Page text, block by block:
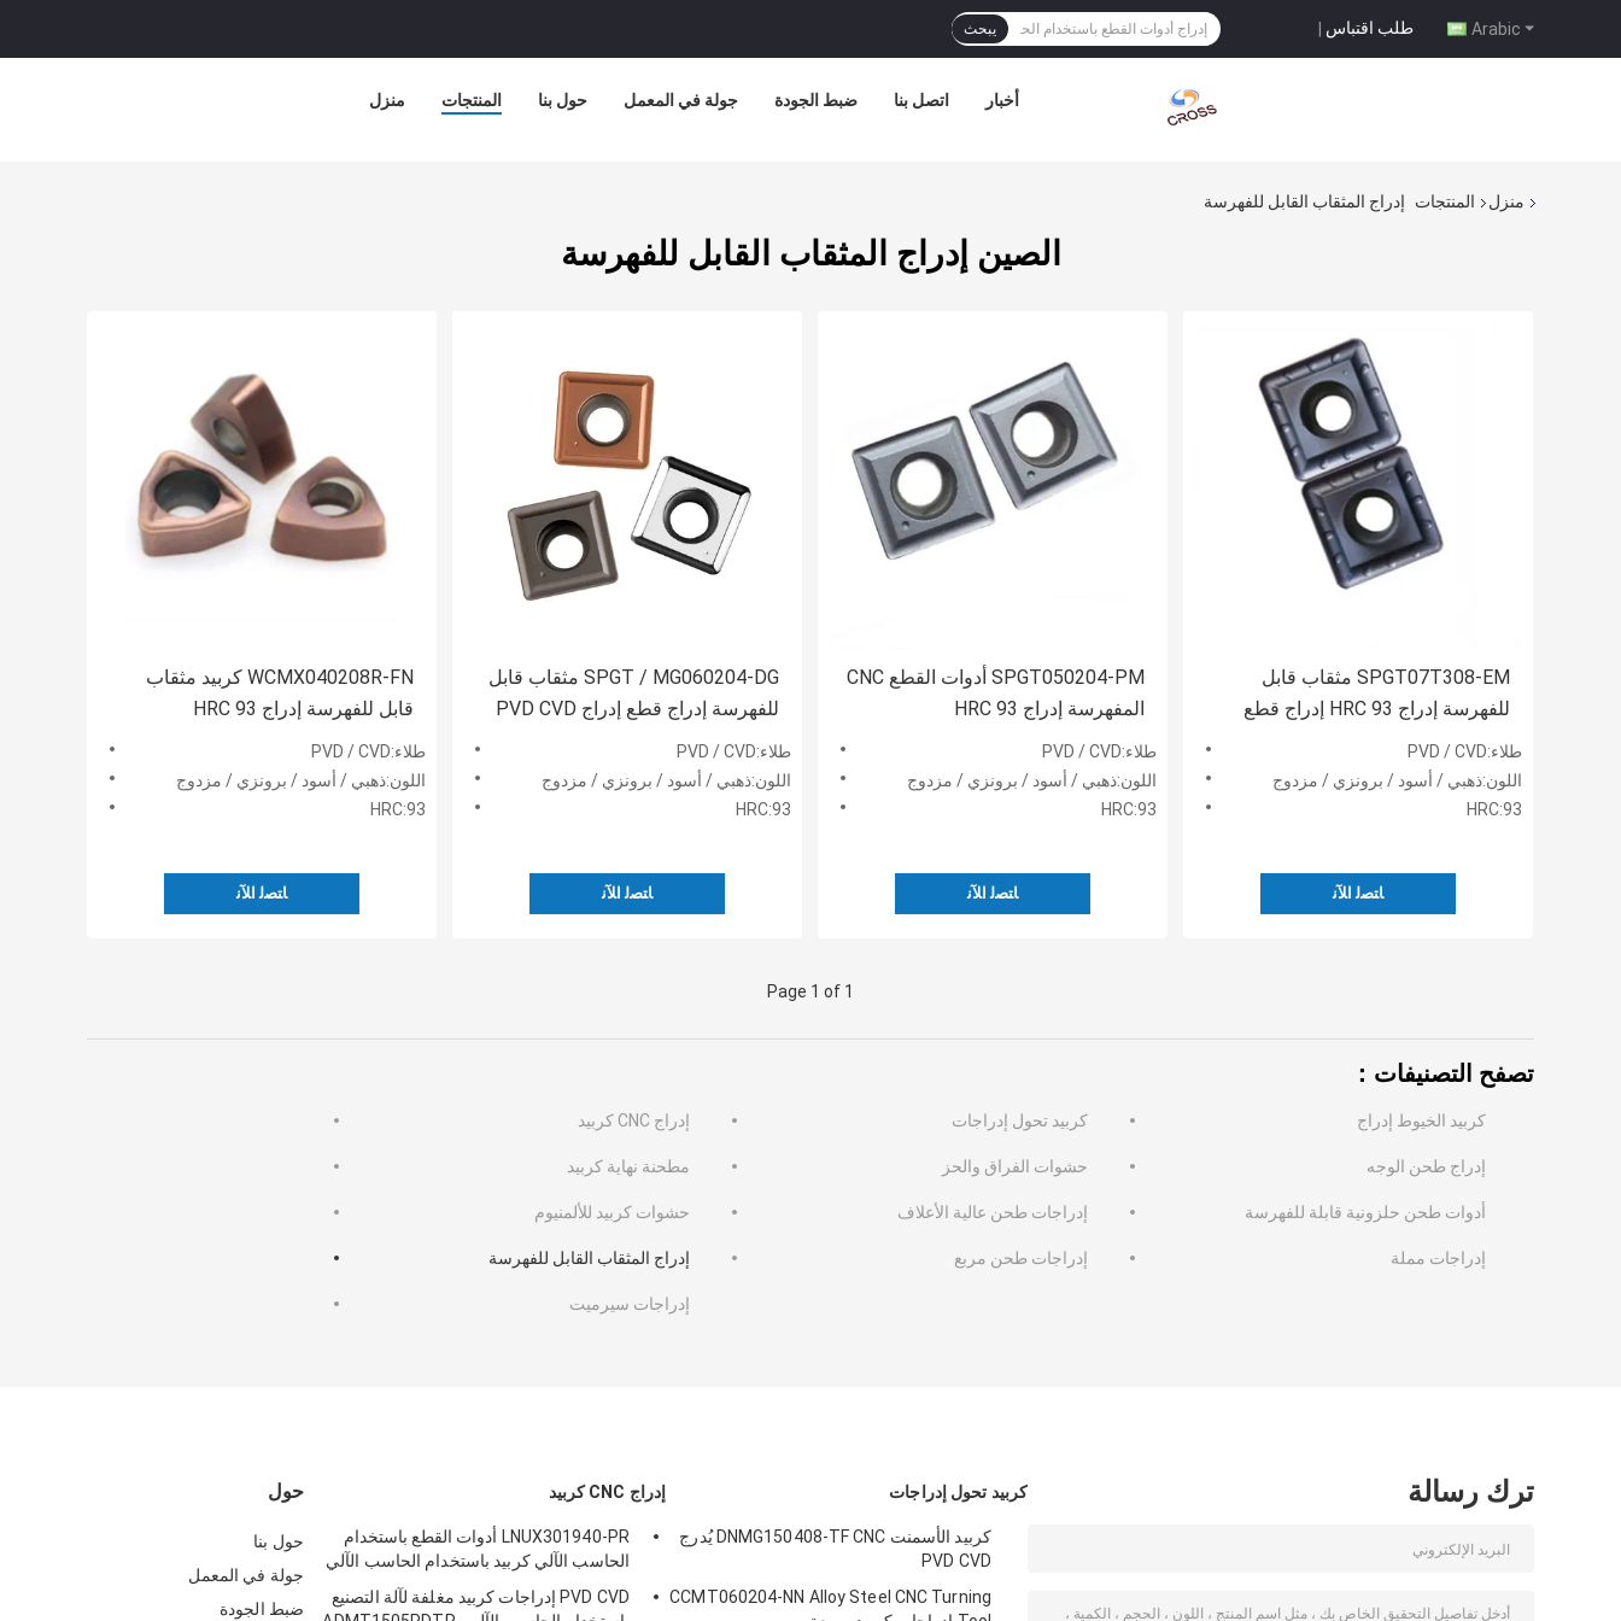
Arabic طلب اقتباس | يبحث
منزل المنتجات حول بنا جولة في المعمل ضبط الجودة اتصل بنا أخبار
منزل المنتجات إدراج المثقاب القابل للفهرسة
الصين إدراج المثقاب القابل للفهرسة
WCMX040208R-FN كربيد مثقاب
قابل للفهرسة إدراج HRC 93
طلاء:PVD / CVD
اللون:ذهبي / أسود / برونزي / مزدوج
HRC:93
ﺎﺘﺼﻟ ﺍﻶﻧ
SPGT / MG060204-DG مثقاب قابل
للفهرسة إدراج قطع إدراج PVD CVD
طلاء:PVD / CVD
اللون:ذهبي / أسود / برونزي / مزدوج
HRC:93
ﺎﺘﺼﻟ ﺍﻶﻧ
SPGT050204-PM أدوات القطع CNC
المفهرسة إدراج HRC 93
طلاء:PVD / CVD
اللون:ذهبي / أسود / برونزي / مزدوج
HRC:93
ﺎﺘﺼﻟ ﺍﻶﻧ
SPGT07T308-EM مثقاب قابل
للفهرسة إدراج HRC 93 إدراج قطع
قابل للفهرسةطلاء:PVD / CVD
اللون:ذهبي / أسود / برونزي / مزدوج
HRC:93
ﺎﺘﺼﻟ ﺍﻶﻧ
Page 1 of 1
تصفح التصنيفات：
إدراج CNC كربيد كربيد تحول إدراجات كربيد الخيوط إدراج
مطحنة نهاية كربيد حشوات الفراق والحز إدراج طحن الوجه
حشوات كربيد للألمنيوم إدراجات طحن عالية الأعلاف أدوات طحن حلزونية قابلة للفهرسة
إدراج المثقاب القابل للفهرسة إدراجات طحن مربع إدراجات مملة
إدراجات سيرميت
حول
حول بنا
جولة في المعمل
ضبط الجودة
إدراج CNC كربيد
LNUX301940-PR أدوات القطع باستخدام
الحاسب الآلي كربيد باستخدام الحاسب الآلي
PVD CVD إدراجات كربيد مغلفة لآلة التصنيع
كربيد تحول إدراجات
كربيد الأسمنت DNMG150408-TF CNC يُدرج
PVD CVD
CCMT060204-NN Alloy Steel CNC Turning
ترك رسالة